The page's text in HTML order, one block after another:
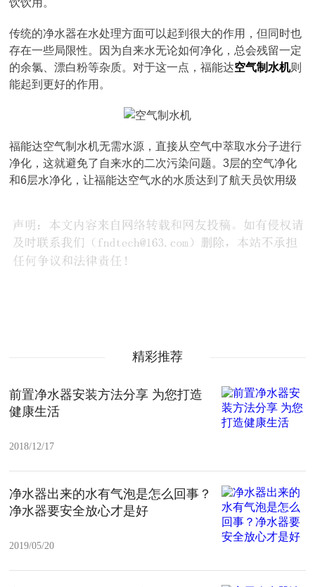
饮饮用。
传统的净水器在水处理方面可以起到很大的作用，但同时也
存在一些局限性。因为自来水无论如何净化，总会残留一定
的余氯、漂白粉等杂质。对于这一点，福能达空气制水机则
能起到更好的作用。
福能达空气制水机无需水源，直接从空气中萃取水分子进行
净化，这就避免了自来水的二次污染问题。3层的空气净化
和6层水净化，让福能达空气水的水质达到了航天员饮用级
精彩推荐
前置净水器安装方法分享 为您打造
健康生活
2018/12/17
净水器出来的水有气泡是怎么回事？
净水器要安全放心才是好
2019/05/20